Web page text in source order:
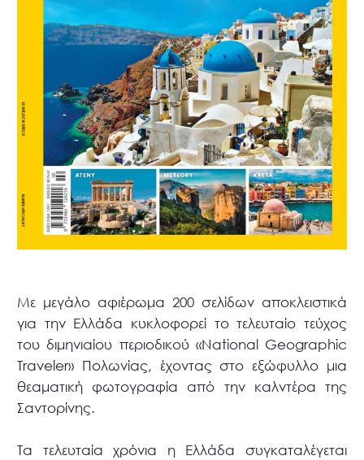
Με μεγάλο αφιέρωμα 200 σελίδων αποκλειστικά
για την Ελλάδα κυκλοφορεί το τελευταίο τεύχος
του διμηνιαίου περιοδικού «National Geographic
Traveler» Πολωνίας, έχοντας στο εξώφυλλο μια
θεαματική φωτογραφία από την καλντέρα της
Σαντορίνης.
Τα τελευταία χρόνια η Ελλάδα συγκαταλέγεται